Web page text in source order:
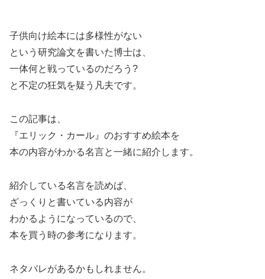
子供向け絵本には多様性がない
という研究論文を書いた博士は、
一体何と戦っているのだろう?
と不定の狂気を疑う凡夫です。
この記事は、
『エリック・カール』のおすすめ絵本を
本の内容がわかる名言と一緒に紹介します。
紹介している名言を読めば、
ざっくりと書いている内容が
わかるようになっているので、
本を買う時の参考になります。
ネタバレがあるかもしれません。